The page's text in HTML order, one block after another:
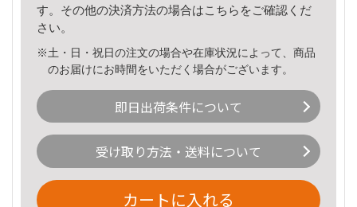
す。その他の決済方法の場合はこちら をご確認くだ
さい。
※土・日・祝日の注文の場合や在庫状況によって、商品
のお届けにお時間をいただく場合がございます。
即日出荷条件について
受け取り方法・送料について
カートに入れる